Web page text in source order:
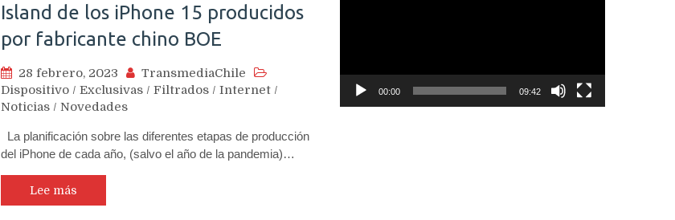
Island de los iPhone 15 producidos
por fabricante chino BOE
28 febrero, 2023
TransmediaChile
Dispositivo / Exclusivas / Filtrados / Internet /
Noticias / Novedades
La planificación sobre las diferentes etapas de producción
del iPhone de cada año, (salvo el año de la pandemia)…
Lee más
00:00 09:42